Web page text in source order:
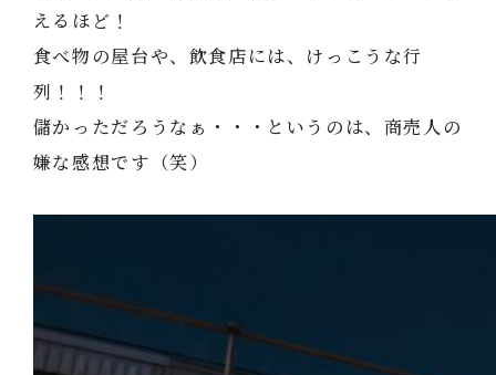
えるほど！
食べ物の屋台や、飲食店には、けっこうな行
列！！！
儲かっただろうなぁ・・・というのは、商売人の
嫌な感想です（笑）